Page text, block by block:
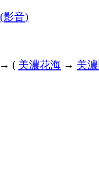
(影音)
→ ( 美濃花海 → 美